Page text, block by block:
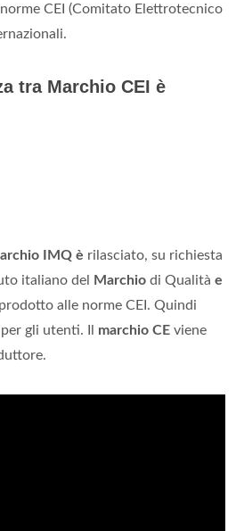
CEI (Comitato Elettrotecnico
tra Marchio CEI è
IMQ è rilasciato, su richiesta
italiano del
Marchio di Qualità e
alle norme CEI. Quindi
gli utenti. Il marchio CE viene